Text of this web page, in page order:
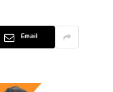
Email